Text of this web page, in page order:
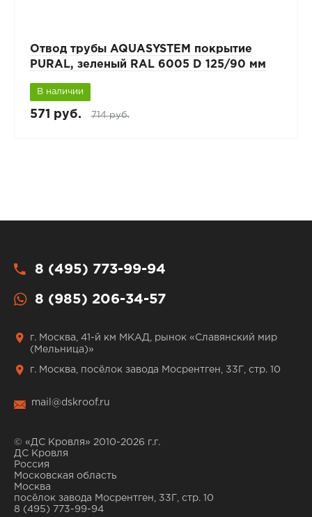
Отвод трубы AQUASYSTEM покрытие
PURAL, зеленый RAL 6005 D 125/90 мм
В наличии
571 руб. 714 руб.
8 (495) 773-99-94
8 (985) 206-34-57
г. Москва, 41-й км МКАД, рынок «Славянский мир
(Мельница)»
г. Москва, посёлок завода Мосрентген, 33Г, стр. 10
mail@dskroof.ru
© «ДС Кровля» 2010-2026 г.г.
ДС Кровля
Россия
Московская область
Москва
посёлок завода Мосрентген, 33Г, стр. 10
8 (495) 773-99-94